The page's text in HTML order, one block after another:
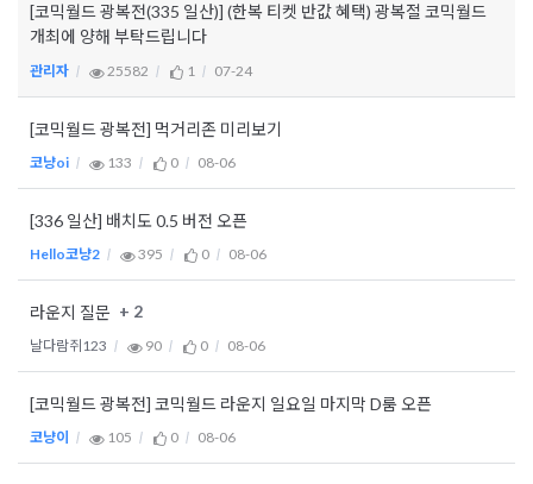
[코믹월드 광복전(335 일산)] (한복 티켓 반값 혜택) 광복절 코믹월드
개최에 양해 부탁드립니다
관리자 25582 1 07-24
[코믹월드 광복전] 먹거리존 미리보기
코냥oi 133 0 08-06
[336 일산] 배치도 0.5 버전 오픈
Hello코냥2 395 0 08-06
라운지 질문 + 2
날다람쥐123 90 0 08-06
[코믹월드 광복전] 코믹월드 라운지 일요일 마지막 D룸 오픈
코냥이 105 0 08-06